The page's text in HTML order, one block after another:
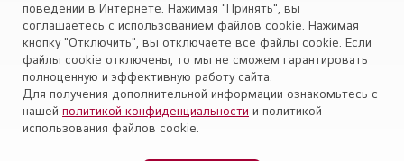
Eco Smart
Look Smart
ProCool
Mega Dual Plus
Mega Smart
Установите приложение «Cервис кондиционеров LG Aircon»
Политика конфиденциальности
поведении в Интернете. Нажимая "Принять", вы
соглашаетесь с использованием файлов cookie. Нажимая
кнопку "Отключить", вы отключаете все файлы cookie. Если
файлы cookie отключены, то мы не сможем гарантировать
полноценную и эффективную работу сайта.
Для получения дополнительной информации ознакомьтесь с
нашей политикой конфиденциальности и политикой
использования файлов cookie.